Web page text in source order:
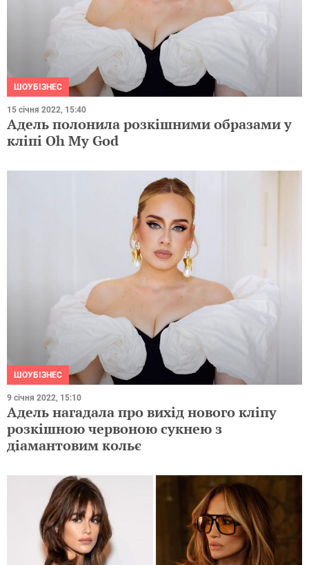
ШОУБІЗНЕС
15 січня 2022, 15:40
Адель полонила розкішними образами у
кліпі Oh My God
ШОУБІЗНЕС
9 січня 2022, 15:10
Адель нагадала про вихід нового кліпу
розкішною червоною сукнею з
діамантовим кольє